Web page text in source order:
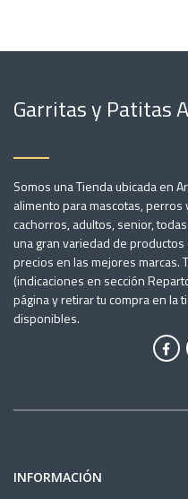
Garritas y Patitas
Somos una Tienda ubicada en
alimento para mascotas,
cachorros, adultos, senior,
una gran variedad de
precios en las mejores marcas.
(indicaciones en sección
página y retirar tu compra en la
disponibles.
INFORMACIÓN